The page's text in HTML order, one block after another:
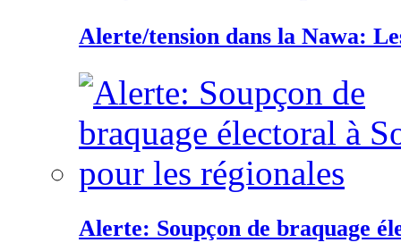
Alerte/tension dans la Nawa:
Alerte: Soupçon de braquage